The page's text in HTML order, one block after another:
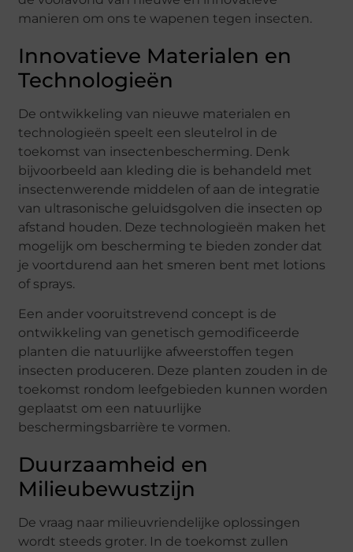
manieren om ons te wapenen tegen insecten.
Innovatieve Materialen en
Technologieën
De ontwikkeling van nieuwe materialen en
technologieën speelt een sleutelrol in de
toekomst van insectenbescherming. Denk
bijvoorbeeld aan kleding die is behandeld met
insectenwerende middelen of aan de integratie
van ultrasonische geluidsgolven die insecten op
afstand houden. Deze technologieën maken het
mogelijk om bescherming te bieden zonder dat
je voortdurend aan het smeren bent met lotions
of sprays.
Een ander vooruitstrevend concept is de
ontwikkeling van genetisch gemodificeerde
planten die natuurlijke afweerstoffen tegen
insecten produceren. Deze planten zouden in de
toekomst rondom leefgebieden kunnen worden
geplaatst om een natuurlijke
beschermingsbarrière te vormen.
Duurzaamheid en
Milieubewustzijn
De vraag naar milieuvriendelijke oplossingen
wordt steeds groter. In de toekomst zullen